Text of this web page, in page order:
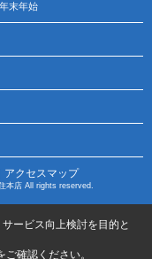
末年始
｜アクセスマップ
本店 All rights reserved.
ービス向上検討を目的と
ご確認ください。